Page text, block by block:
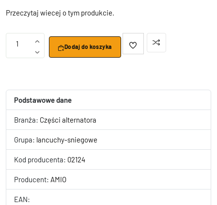
Przeczytaj wiecej o tym produkcie.
1 Dodaj do koszyka
Podstawowe dane
Branża: Części alternatora
Grupa: lancuchy-sniegowe
Kod producenta: 02124
Producent: AMIO
EAN: